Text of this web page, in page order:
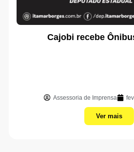
Cajobi recebe
Assessoria de Imprensa
Ver mais